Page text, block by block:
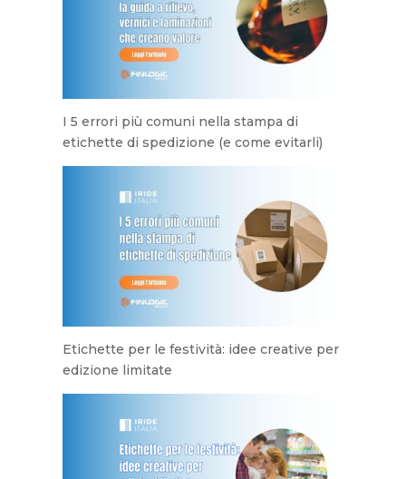
I 5 errori più comuni nella stampa di
etichette di spedizione (e come evitarli)
Etichette per le festività: idee creative per
edizione limitate